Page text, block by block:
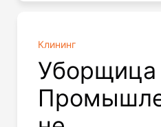
Клининг
Уборщица